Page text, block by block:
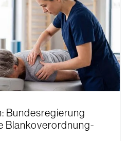
Bundesregierung
Blankoverordnung-